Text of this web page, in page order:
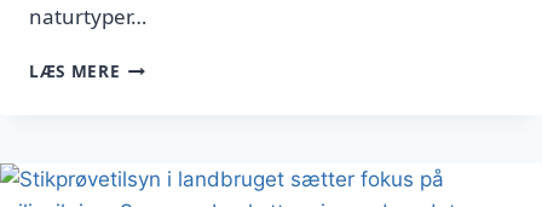
naturtyper…
LÆS MERE NYE
NATURA
2000-